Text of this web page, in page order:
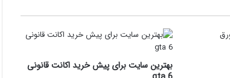
بهترین سایت برای پیش خرید اکانت قانونی